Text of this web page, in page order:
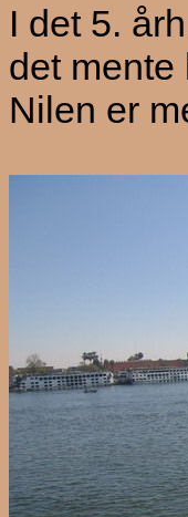
I det 5.
det
Nilen er